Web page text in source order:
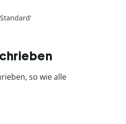
so wie alle